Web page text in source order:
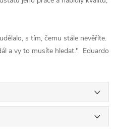
s tím, čemu stále nevěříte.
a vy to musíte hledat." Eduardo